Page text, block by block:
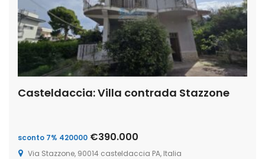
Casteldaccia: Villa contrada Stazzone
sconto 7% 420000 €390.000
Via Stazzone, 90014 casteldaccia PA, Italia